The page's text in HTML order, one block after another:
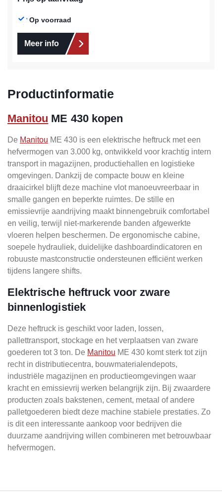
Op voorraad
Meer info
Productinformatie
Manitou ME 430 kopen
De Manitou ME 430 is een elektrische heftruck met een
hefvermogen van 3.000 kg, ontwikkeld voor krachtig intern
transport in magazijnen, productiehallen en logistieke
omgevingen. Dankzij de compacte bouw en kleine
draaicirkel blijft deze machine vlot manoeuvreerbaar in
smalle gangen en beperkte ruimtes. De stille en
emissievrije aandrijving maakt binnengebruik comfortabel
en veilig, terwijl niet-markerende banden afgewerkte
vloeren helpen beschermen. De ergonomische cabine,
soepele hydrauliek, duidelijke dashboardindicatoren en
robuuste mastconstructie ondersteunen efficiënt werken
tijdens langere shifts.
Elektrische heftruck voor zware
binnenlogistiek
Deze heftruck is geschikt voor laden, lossen,
pallettransport, stockage en het verplaatsen van zware
goederen tot 3 ton. De Manitou ME 430 komt sterk tot zijn
recht in distributiecentra, bouwmaterialendepots,
industriële magazijnen en productieomgevingen waar
kracht en emissievrij werken belangrijk zijn. Bij zwaardere
producten zoals bakstenen, cement, metaal of andere
palletgoederen biedt deze machine stabiele prestaties. Zo
is dit een interessante aankoop voor bedrijven die
duurzame aandrijving willen combineren met betrouwbaar
hefvermogen.